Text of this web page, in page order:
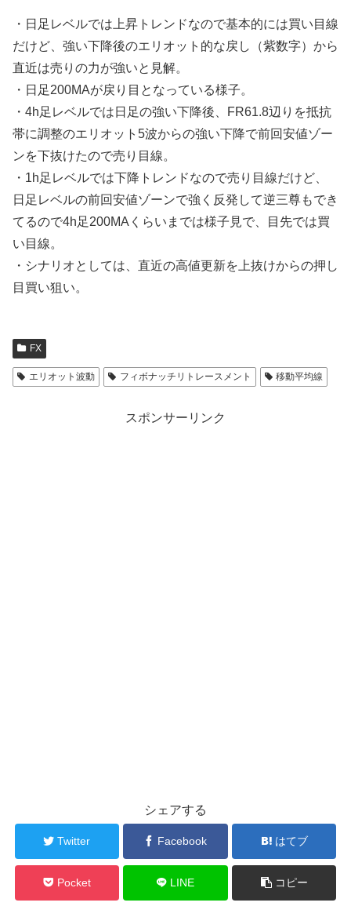
・日足レベルでは上昇トレンドなので基本的には買い目線
だけど、強い下降後のエリオット的な戻し（紫数字）から
直近は売りの力が強いと見解。
・日足200MAが戻り目となっている様子。
・4h足レベルでは日足の強い下降後、FR61.8辺りを抵抗
帯に調整のエリオット5波からの強い下降で前回安値ゾー
ンを下抜けたので売り目線。
・1h足レベルでは下降トレンドなので売り目線だけど、
日足レベルの前回安値ゾーンで強く反発して逆三尊もでき
てるので4h足200MAくらいまでは様子見で、目先では買
い目線。
・シナリオとしては、直近の高値更新を上抜けからの押し
目買い狙い。
FX
エリオット波動 フィボナッチリトレースメント 移動平均線
スポンサーリンク
シェアする
Twitter Facebook はてブ
Pocket LINE コピー